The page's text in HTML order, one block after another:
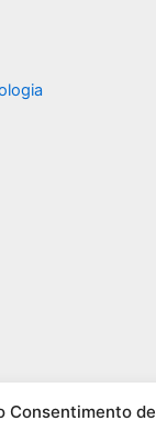
Consentimento de